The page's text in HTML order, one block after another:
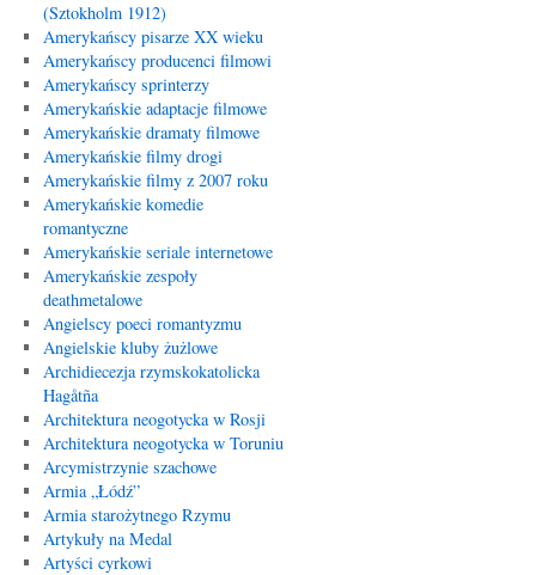
(Sztokholm 1912)
Amerykańscy pisarze XX wieku
Amerykańscy producenci filmowi
Amerykańscy sprinterzy
Amerykańskie adaptacje filmowe
Amerykańskie dramaty filmowe
Amerykańskie filmy drogi
Amerykańskie filmy z 2007 roku
Amerykańskie komedie
romantyczne
Amerykańskie seriale internetowe
Amerykańskie zespoły
deathmetalowe
Angielscy poeci romantyzmu
Angielskie kluby żużlowe
Archidiecezja rzymskokatolicka
Hagåtña
Architektura neogotycka w Rosji
Architektura neogotycka w Toruniu
Arcymistrzynie szachowe
Armia „Łódź”
Armia starożytnego Rzymu
Artykuły na Medal
Artyści cyrkowi